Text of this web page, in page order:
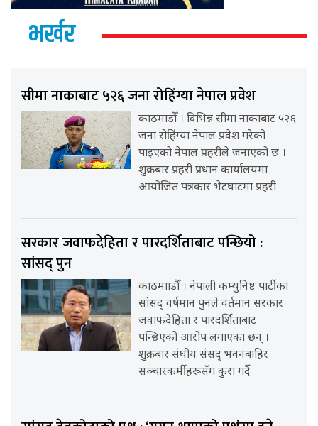
भर्खर
सीमा नाकाबाट ५२६ जना रोहिंग्या नेपाल प्रवेश
काठमाडौँ । विभिन्न सीमा नाकाबाट ५२६
जना रोहिंग्या नेपाल प्रवेश गरेको
पाइएको नेपाल प्रहरीले जनाएको छ ।
शुक्रबार प्रहरी प्रधान कार्यालयमा
आयोजित पत्रकार भेटघाटमा प्रहरी
सरकार जवाफदेहिता र पारदर्शिताबाट पन्छियो :
सांसद् पुन
काठमााडौँ । नेपाली कम्युनिष्ट पार्टीका
सांसद् वर्षमान पुनले वर्तमान सरकार
जवाफदेहिता र पारदर्शिताबाट
पन्छिएको आरोप लगाएका छन् ।
शुक्रबार संघीय संसद् भवनबाहिर
सञ्चारकर्मीहरूसँग कुरा गर्दै